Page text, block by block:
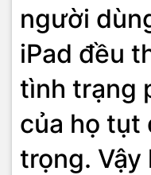
người
iPad đều
tình trạng
của họ tụt
trọng. Vậy